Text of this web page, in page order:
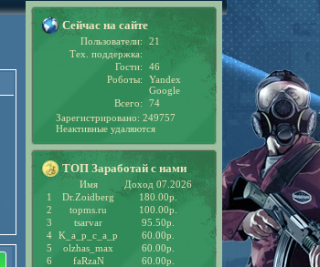
Сейчас на сайте
Пользователи:
21
Тех. поддержка:
Гости:
46
Роботы:
Yandex
Google
Всего:
74
Зарегистрировано: 249757
Неактивные удаляются
ТОП Заработай с нами
Имя
Доход 07.2026
1
Dr.Zoidberg
180.00р.
2
topms.ru
100.00р.
3
tsarvar
95.50р.
4 K_a_p_c_a_p
60.00р.
5
olzhas_max
60.00р.
6
faRzaN
60.00р.